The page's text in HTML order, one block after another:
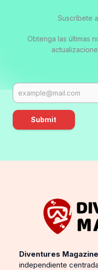
Suscríbete
Obtenga las últimas
Submit
Diventures Magazine
independiente